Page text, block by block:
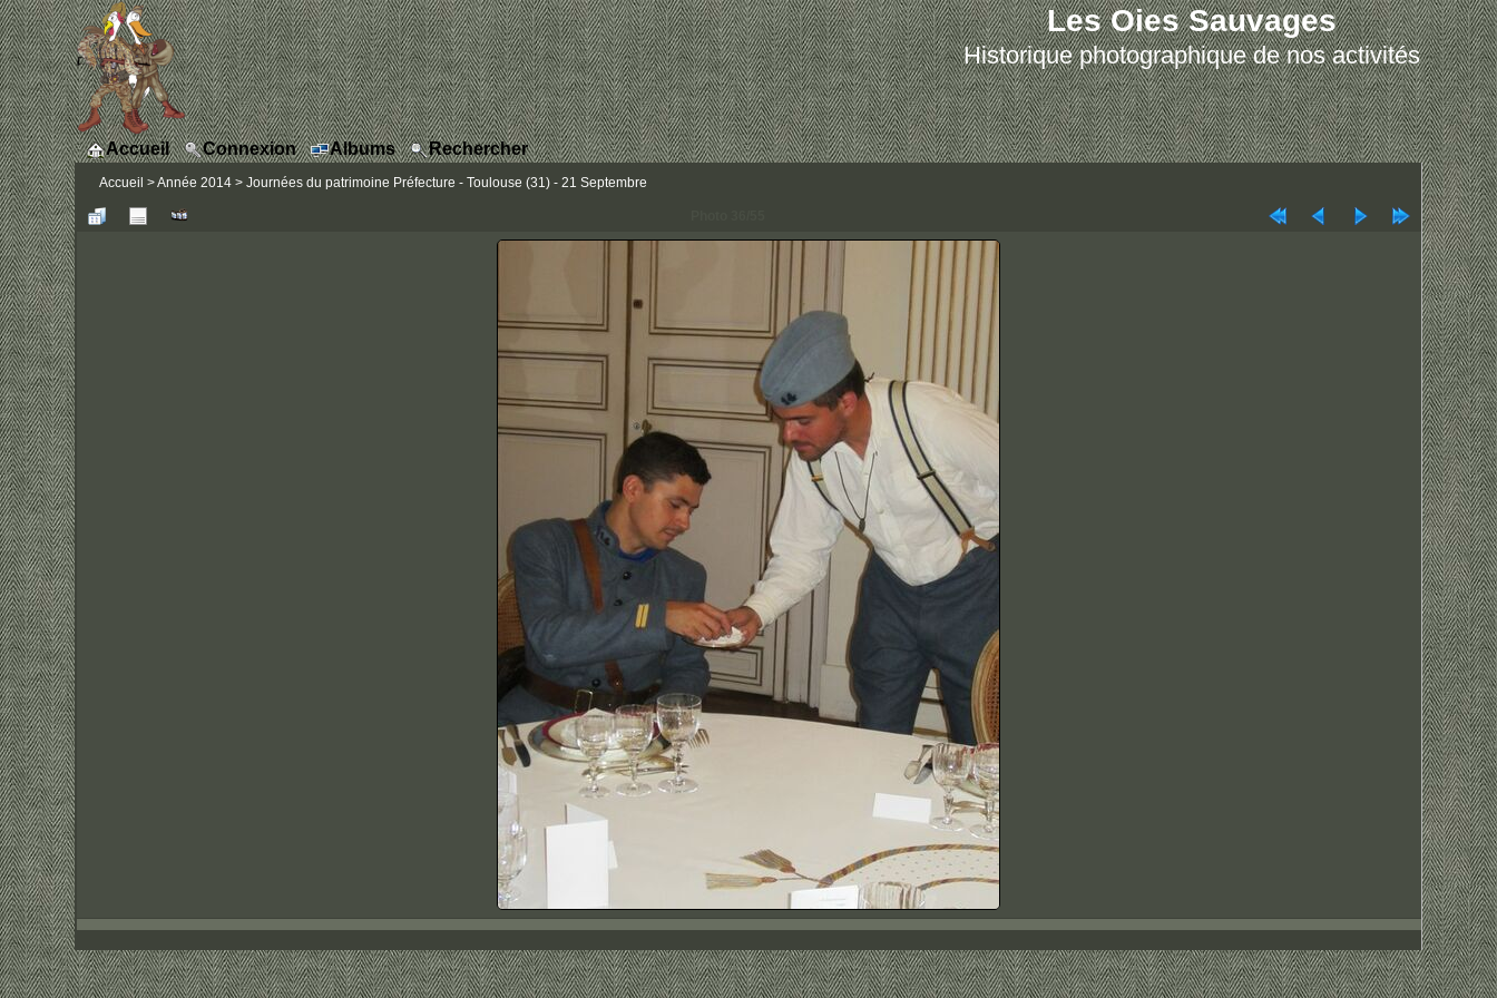
Les Oies Sauvages
Historique photographique de nos activités
Accueil Connexion Albums Rechercher
Accueil >Année 2014> Journées du patrimoine Préfecture - Toulouse (31) - 21 Septembre